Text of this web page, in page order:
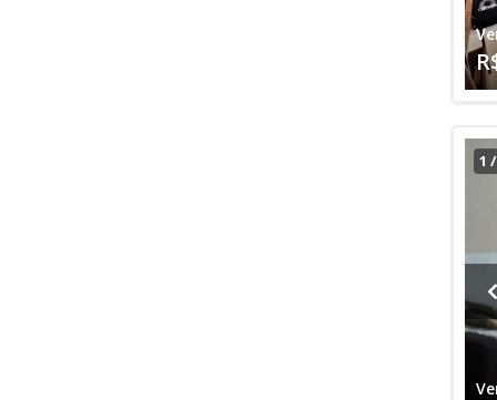
1 /